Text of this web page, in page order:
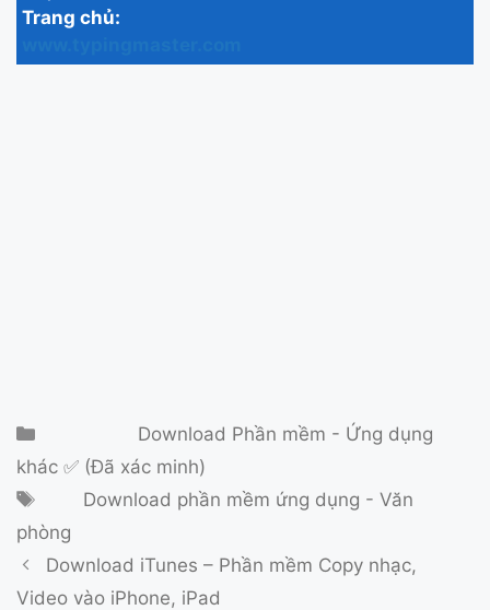
Trang chủ:
Danh mụcDownload Phần mềm - Ứng dụng
khác ✅ (Đã xác minh)
ThẻDownload phần mềm ứng dụng - Văn
phòng
Download iTunes – Phần mềm Copy nhạc,
Video vào iPhone, iPad